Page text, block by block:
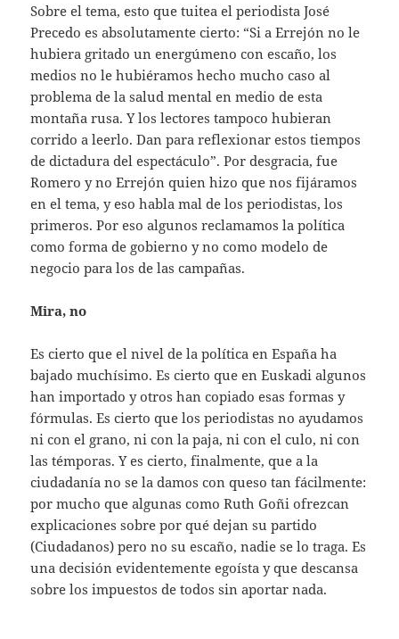
Sobre el tema, esto que tuitea el periodista José
Precedo es absolutamente cierto: “Si a Errejón no le
hubiera gritado un energúmeno con escaño, los
medios no le hubiéramos hecho mucho caso al
problema de la salud mental en medio de esta
montaña rusa. Y los lectores tampoco hubieran
corrido a leerlo. Dan para reflexionar estos tiempos
de dictadura del espectáculo”. Por desgracia, fue
Romero y no Errejón quien hizo que nos fijáramos
en el tema, y eso habla mal de los periodistas, los
primeros. Por eso algunos reclamamos la política
como forma de gobierno y no como modelo de
negocio para los de las campañas.
Mira, no
Es cierto que el nivel de la política en España ha
bajado muchísimo. Es cierto que en Euskadi algunos
han importado y otros han copiado esas formas y
fórmulas. Es cierto que los periodistas no ayudamos
ni con el grano, ni con la paja, ni con el culo, ni con
las témporas. Y es cierto, finalmente, que a la
ciudadanía no se la damos con queso tan fácilmente:
por mucho que algunas como Ruth Goñi ofrezcan
explicaciones sobre por qué dejan su partido
(Ciudadanos) pero no su escaño, nadie se lo traga. Es
una decisión evidentemente egoísta y que descansa
sobre los impuestos de todos sin aportar nada.